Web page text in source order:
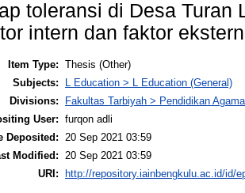
toleransi di Desa Turan
intern dan faktor
Item Type: Thesis (Other)
Subjects:
L Education > L Education (General)
Divisions:
Fakultas Tarbiyah > Pendidikan
User: furqon adli
Deposited:
20 Sep 2021 03:59
Modified:
20 Sep 2021 03:59
URI:
http://repository.iainbengkulu.ac.id/id/